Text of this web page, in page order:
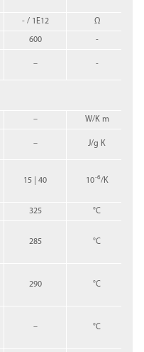
- / 1E12 Ω
600 -
– -
– W/K m
– J/g K
15 | 40 10-6/K
325 °C
285 °C
290 °C
– °C